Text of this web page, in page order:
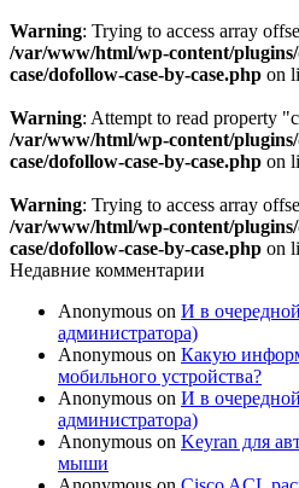
Warning: Trying to access array
/var/www/html/wp-content/
case/dofollow-case-by-case.php on
Warning: Attempt to read property
/var/www/html/wp-content/
case/dofollow-case-by-case.php on
Warning: Trying to access array
/var/www/html/wp-content/
case/dofollow-case-by-case.php on
Недавние комментарии
Anonymous on И в
администратора)
Anonymous on Какую
мобильного устройства?
Anonymous on И в
администратора)
Anonymous on Keyran для
мыши